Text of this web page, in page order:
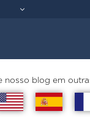
nosso blog em